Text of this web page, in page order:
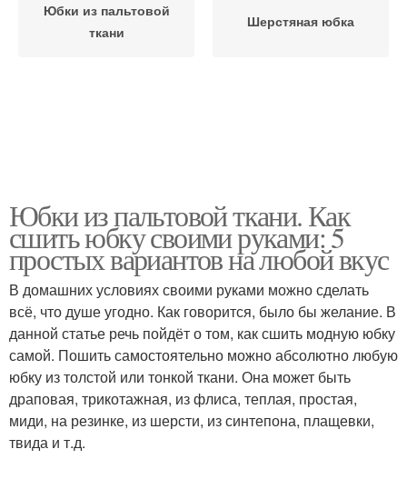
Юбки из пальтовой
ткани
Шерстяная юбка
Юбки из пальтовой ткани. Как
сшить юбку своими руками: 5
простых вариантов на любой вкус
В домашних условиях своими руками можно сделать
всё, что душе угодно. Как говорится, было бы желание. В
данной статье речь пойдёт о том, как сшить модную юбку
самой. Пошить самостоятельно можно абсолютно любую
юбку из толстой или тонкой ткани. Она может быть
драповая, трикотажная, из флиса, теплая, простая,
миди, на резинке, из шерсти, из синтепона, плащевки,
твида и т.д.